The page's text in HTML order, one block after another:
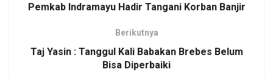
Pemkab Indramayu Hadir Tangani Korban Banjir
Berikutnya
Taj Yasin : Tanggul Kali Babakan Brebes Belum
Bisa Diperbaiki